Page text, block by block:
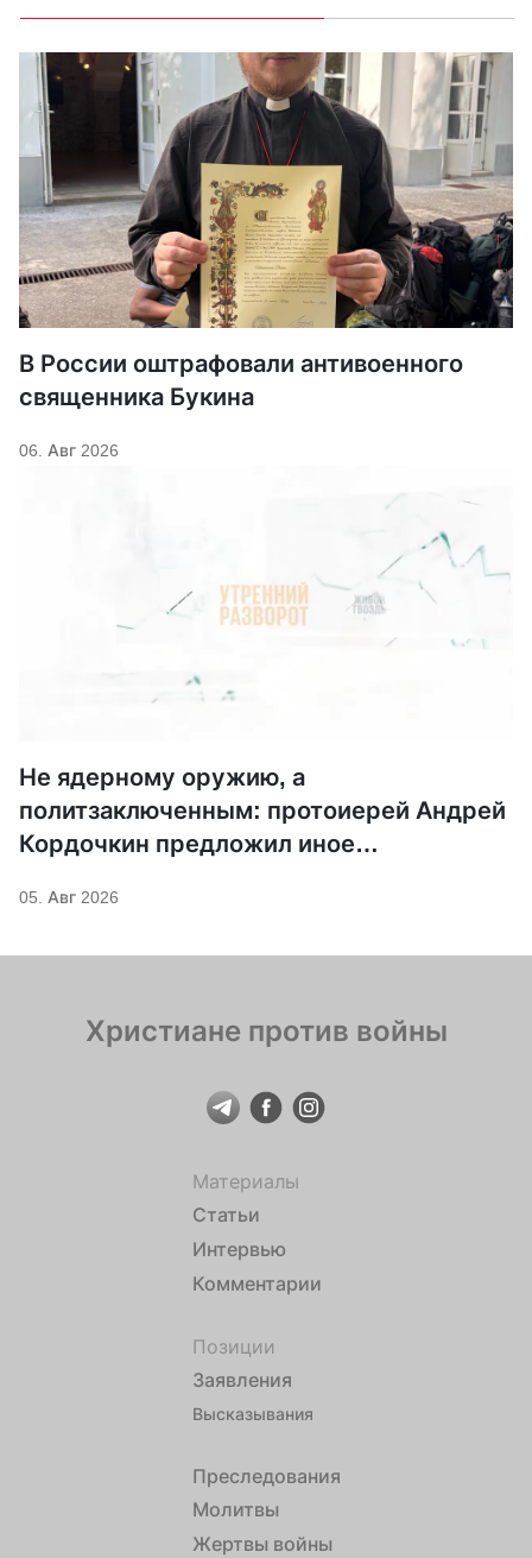
В России оштрафовали антивоенного
священника Букина
06. Авг 2026
Не ядерному оружию, а
политзаключенным: протоиерей Андрей
Кордочкин предложил иное
Саровского
05. Авг 2026
Христиане против войны
Материалы
Статьи
Интервью
Комментарии
Позиции
Заявления
Высказывания
Преследования
Молитвы
Жертвы войны